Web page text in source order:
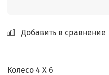
Добавить в сравнение
Колесо 4 Х 6